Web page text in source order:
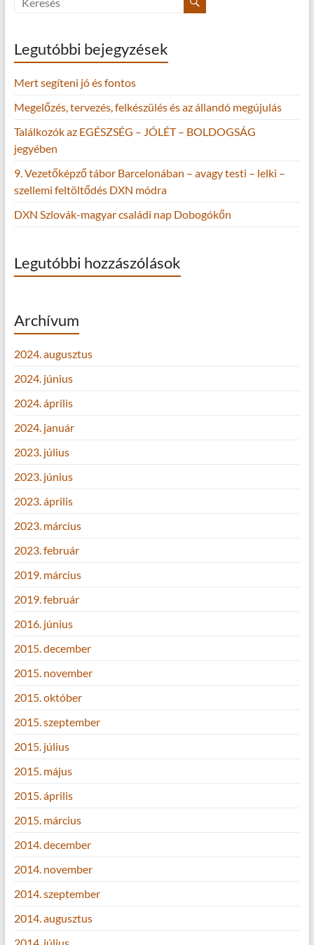
Legutóbbi bejegyzések
Mert segíteni jó és fontos
Megelőzés, tervezés, felkészülés és az állandó megújulás
Találkozók az EGÉSZSÉG – JÓLÉT – BOLDOGSÁG
jegyében
9. Vezetőképző tábor Barcelonában – avagy testi – lelki –
szellemi feltöltődés DXN módra
DXN Szlovák-magyar családi nap Dobogókőn
Legutóbbi hozzászólások
Archívum
2024. augusztus
2024. június
2024. április
2024. január
2023. július
2023. június
2023. április
2023. március
2023. február
2019. március
2019. február
2016. június
2015. december
2015. november
2015. október
2015. szeptember
2015. július
2015. május
2015. április
2015. március
2014. december
2014. november
2014. szeptember
2014. augusztus